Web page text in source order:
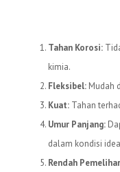
Tahan Korosi:
kimia.
Fleksibel: Mudah
Kuat: Tahan
Umur Panjang:
dalam kondisi
Rendah